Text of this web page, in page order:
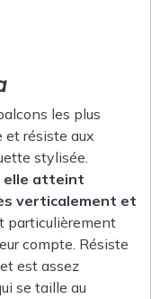
les plus
et résiste aux
stylisée.
elle atteint
verticalement et
particulièrement
compte. Résiste
est assez
se taille au